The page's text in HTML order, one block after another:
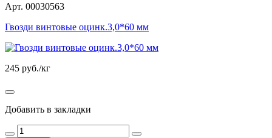
Арт. 00030563
Гвозди винтовые оцинк.3,0*60 мм
245 руб./кг
Добавить в закладки